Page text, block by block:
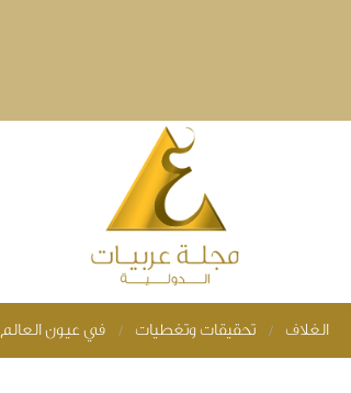
You are here
الغلاف تحقيقات وتغطيات في عيون العالم